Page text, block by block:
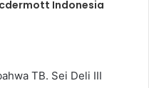
Indonesia
TB. Sei Deli III